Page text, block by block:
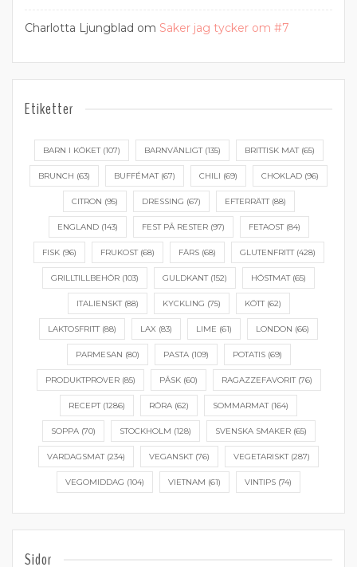
Charlotta Ljungblad om Saker jag tycker om #7
Etiketter
BARN I KÖKET(107) BARNVÄNLIGT(135) BRITTISK MAT(65)
BRUNCH (63) BUFFÉMAT(67) CHILI (69) CHOKLAD (96)
CITRON (95) DRESSING (67) EFTERRÄTT(88)
ENGLAND(143) FEST PÅ RESTER(97) FETAOST(84)
FISK(96) FRUKOST(68) FÄRS(68) GLUTENFRITT(428)
GRILLTILLBEHÖR (103) GULDKANT(152) HÖSTMAT(65)
ITALIENSKT(88) KYCKLING (75) KÖTT(62)
LAKTOSFRITT(88) LAX (83) LIME (61) LONDON (66)
PARMESAN (80) PASTA(109) POTATIS(69)
PRODUKTPROVER(85) PÅSK(60) RAGAZZEFAVORIT(76)
RECEPT(1286) RÖRA (62) SOMMARMAT(164)
SOPPA(70) STOCKHOLM (128) SVENSKA SMAKER(65)
VARDAGSMAT(234) VEGANSKT(76) VEGETARISKT(287)
VEGOMIDDAG (104) VIETNAM (61) VINTIPS (74)
Sidor